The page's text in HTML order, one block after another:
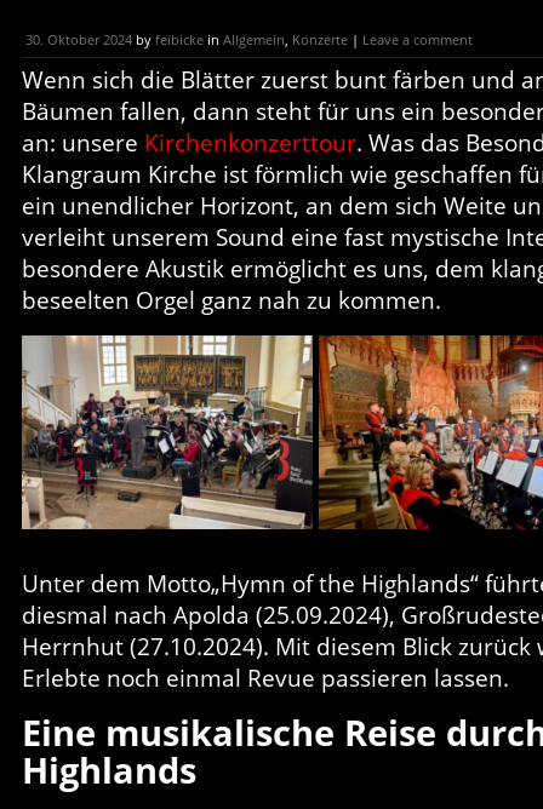
30. Oktober 2024 by feibicke in Allgemein, Konzerte | Leave a comment
Wenn sich die Blätter zuerst bunt färben und
Bäumen fallen, dann steht für uns ein
an: unsere Kirchenkonzerttour. Was das
Klangraum Kirche ist förmlich wie geschaffen
ein unendlicher Horizont, an dem sich Weite
verleiht unserem Sound eine fast mystische
besondere Akustik ermöglicht es uns, dem
beseelten Orgel ganz nah zu kommen.
Unter dem Motto„Hymn of the Highlands“
diesmal nach Apolda (25.09.2024),
Herrnhut (27.10.2024). Mit diesem Blick zurück
Erlebte noch einmal Revue passieren lassen.
Eine musikalische Reise
Highlands